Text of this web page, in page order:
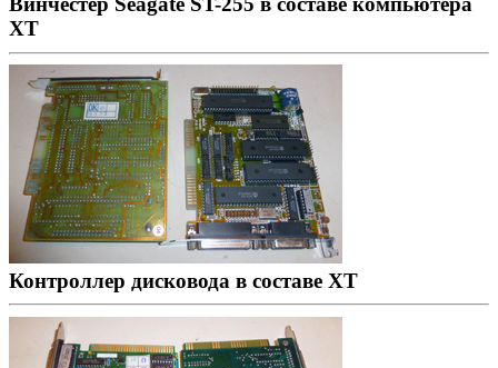
XT
Контроллер дисковода в составе XT